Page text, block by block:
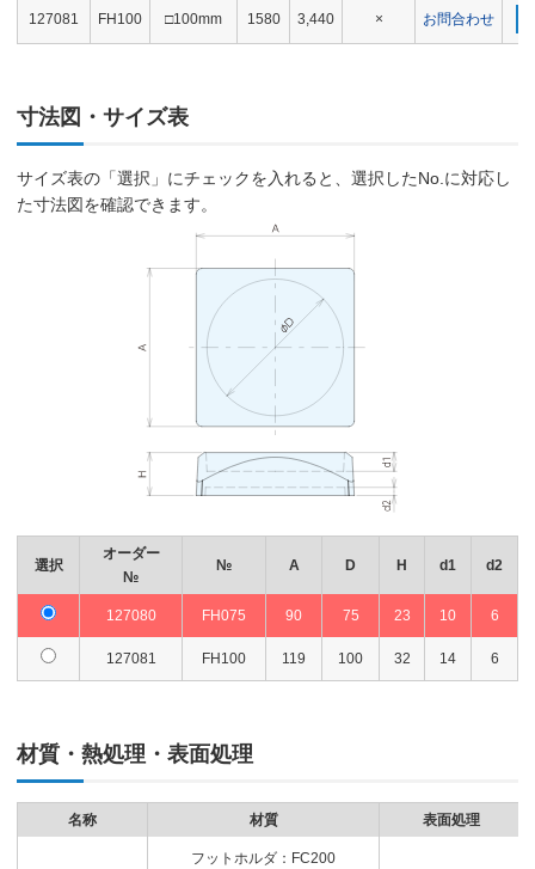
127081 FH100 □100mm 1580 3,440 × お問合わせ
寸法図・サイズ表
サイズ表の「選択」にチェックを入れると、選択したNo.に対応し
た寸法図を確認できます。
選択
オーダー
№
№ A D H d1 d2
127080 FH075 90 75 23 10 6
127081 FH100 119 100 32 14 6
材質・熱処理・表面処理
名称 材質 表面処理
フットホルダ：FC200